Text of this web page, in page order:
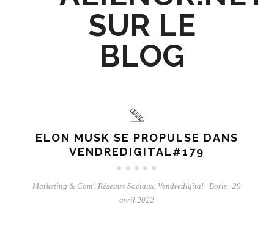
ELON MUSK SE PROPULSE DANS
VENDREDIGITAL#179
Marketing & Com',Réseaux Sociaux, Vendredigital - Boris - 29
avril 2022